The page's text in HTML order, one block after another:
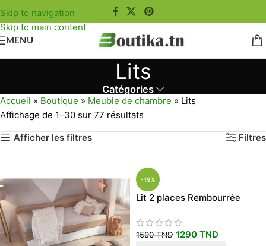
Skip to navigation
Skip to main content
MENU
Lits
Catégories
Accueil » Boutique » Meuble de chambre » Lits
Affichage de 1–30 sur 77 résultats
Afficher les filtres Filtres
-19%
Lit 2 places Rembourrée
1590TND 1290 TND